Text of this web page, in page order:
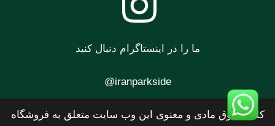
ما را در اینستاگرام دنبال کنید
iranparkside@
کلیه حقوق مادی و معنوی این وب سایت متعلق به فروشگاه